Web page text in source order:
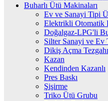
Buharlı Ütü Makinaları
Ev ve Sanayi Tipi
Elektrikli Otomatik
Doğalgaz-LPG'li
Silter Sanayi ve
Dikiş Açma Tezgahı
Kazan
Kendinden Kazanlı
Pres Baskı
Şişirme
Triko Ütü Grubu